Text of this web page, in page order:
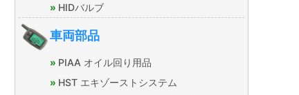
HIDバルブ
車両部品
PIAA オイル回り用品
HST エキゾーストシステム